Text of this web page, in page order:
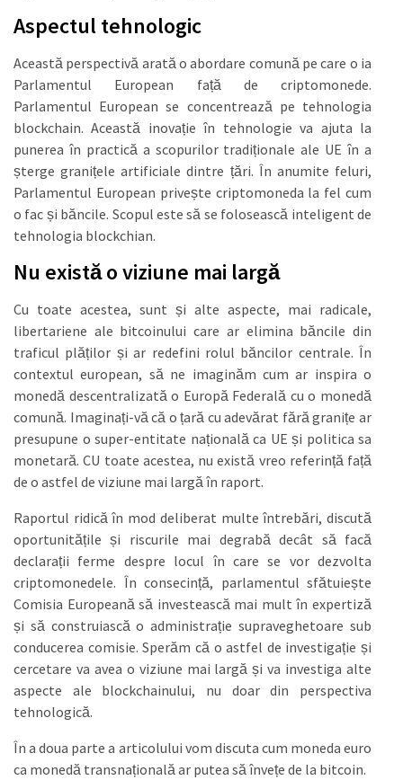
Aspectul tehnologic
Această perspectivă arată o abordare comună pe care o ia
Parlamentul European față de criptomonede.
Parlamentul European se concentrează pe tehnologia
blockchain. Această inovație în tehnologie va ajuta la
punerea în practică a scopurilor tradiționale ale UE în a
șterge granițele artificiale dintre țări. În anumite feluri,
Parlamentul European privește criptomoneda la fel cum
o fac și băncile. Scopul este să se folosească inteligent de
tehnologia blockchian.
Nu există o viziune mai largă
Cu toate acestea, sunt și alte aspecte, mai radicale,
libertariene ale bitcoinului care ar elimina băncile din
traficul plăților și ar redefini rolul băncilor centrale. În
contextul european, să ne imaginăm cum ar inspira o
monedă descentralizată o Europă Federală cu o monedă
comună. Imaginați-vă că o țară cu adevărat fără granițe ar
presupune o super-entitate națională ca UE și politica sa
monetară. CU toate acestea, nu există vreo referință față
de o astfel de viziune mai largă în raport.
Raportul ridică în mod deliberat multe întrebări, discută
oportunitățile și riscurile mai degrabă decât să facă
declarații ferme despre locul în care se vor dezvolta
criptomonedele. În consecință, parlamentul sfătuiește
Comisia Europeană să investească mai mult în expertiză
și să construiască o administrație supraveghetoare sub
conducerea comisie. Sperăm că o astfel de investigație și
cercetare va avea o viziune mai largă și va investiga alte
aspecte ale blockchainului, nu doar din perspectiva
tehnologică.
În a doua parte a articolului vom discuta cum moneda euro
ca monedă transnațională ar putea să învețe de la bitcoin.